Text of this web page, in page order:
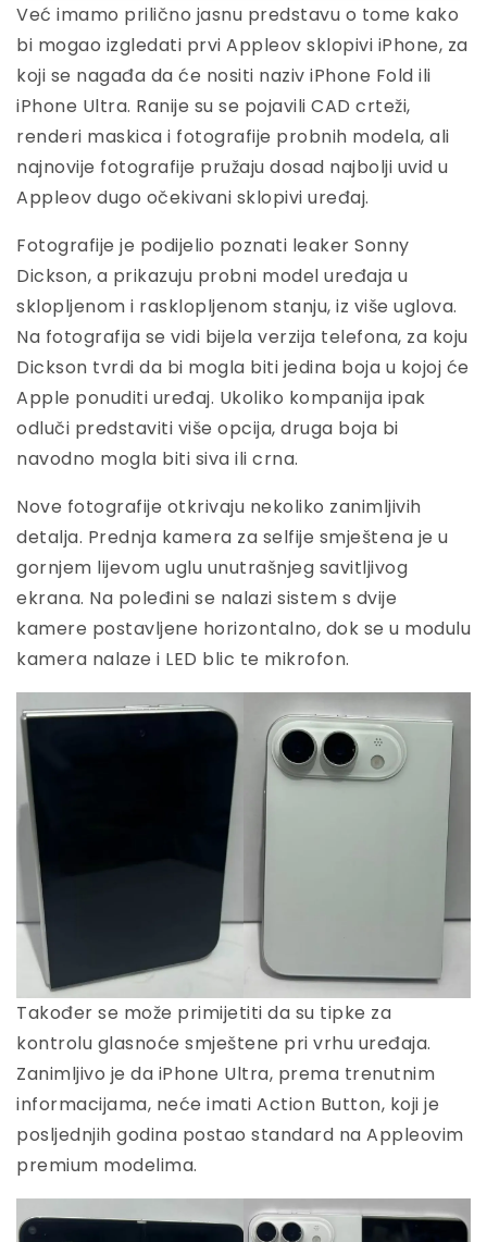
Već imamo prilično jasnu predstavu o tome kako
bi mogao izgledati prvi Appleov sklopivi iPhone, za
koji se nagađa da će nositi naziv iPhone Fold ili
iPhone Ultra. Ranije su se pojavili CAD crteži,
renderi maskica i fotografije probnih modela, ali
najnovije fotografije pružaju dosad najbolji uvid u
Appleov dugo očekivani sklopivi uređaj.
Fotografije je podijelio poznati leaker Sonny
Dickson, a prikazuju probni model uređaja u
sklopljenom i rasklopljenom stanju, iz više uglova.
Na fotografija se vidi bijela verzija telefona, za koju
Dickson tvrdi da bi mogla biti jedina boja u kojoj će
Apple ponuditi uređaj. Ukoliko kompanija ipak
odluči predstaviti više opcija, druga boja bi
navodno mogla biti siva ili crna.
Nove fotografije otkrivaju nekoliko zanimljivih
detalja. Prednja kamera za selfije smještena je u
gornjem lijevom uglu unutrašnjeg savitljivog
ekrana. Na poleđini se nalazi sistem s dvije
kamere postavljene horizontalno, dok se u modulu
kamera nalaze i LED blic te mikrofon.
Također se može primijetiti da su tipke za
kontrolu glasnoće smještene pri vrhu uređaja.
Zanimljivo je da iPhone Ultra, prema trenutnim
informacijama, neće imati Action Button, koji je
posljednjih godina postao standard na Appleovim
premium modelima.